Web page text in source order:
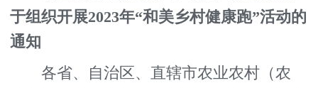
于组织开展2023年“和美乡村健康跑”活动的
通知
各省、自治区、直辖市农业农村（农